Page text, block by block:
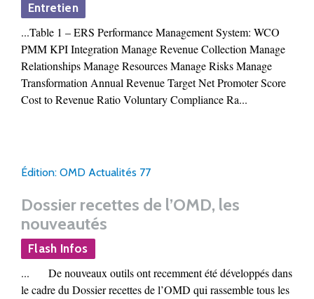
Entretien
...Table 1 – ERS Performance Management System: WCO
PMM KPI Integration Manage Revenue Collection Manage
Relationships Manage Resources Manage Risks Manage
Transformation Annual Revenue Target Net Promoter Score
Cost to Revenue Ratio Voluntary Compliance Ra...
Édition: OMD Actualités 77
Dossier recettes de l’OMD, les
nouveautés
Flash Infos
... De nouveaux outils ont recemment été développés dans
le cadre du Dossier recettes de l’OMD qui rassemble tous les